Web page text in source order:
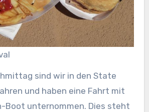
sind wir in den State
und haben eine Fahrt mit
Boot unternommen. Dies steht